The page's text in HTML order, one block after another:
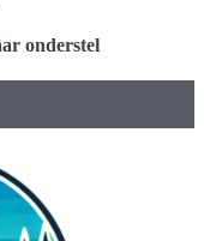
onderstel